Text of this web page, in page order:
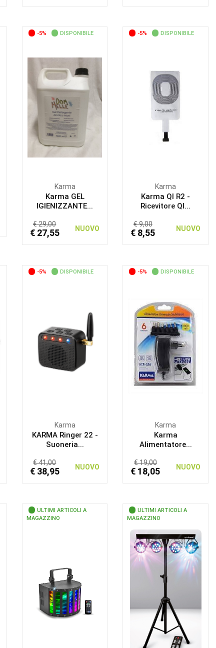
-5% DISPONIBILE
Karma
Karma GEL
IGIENIZZANTE...
€ 29,00
€ 27,55 NUOVO
-5% DISPONIBILE
Karma
Karma QI R2 -
Ricevitore QI...
€ 9,00
€ 8,55 NUOVO
-5% DISPONIBILE
Karma
KARMA Ringer 22 -
Suoneria...
€ 41,00
€ 38,95 NUOVO
-5% DISPONIBILE
Karma
Karma
Alimentatore...
€ 19,00
€ 18,05 NUOVO
ULTIMI ARTICOLI A
MAGAZZINO
ULTIMI ARTICOLI A
MAGAZZINO